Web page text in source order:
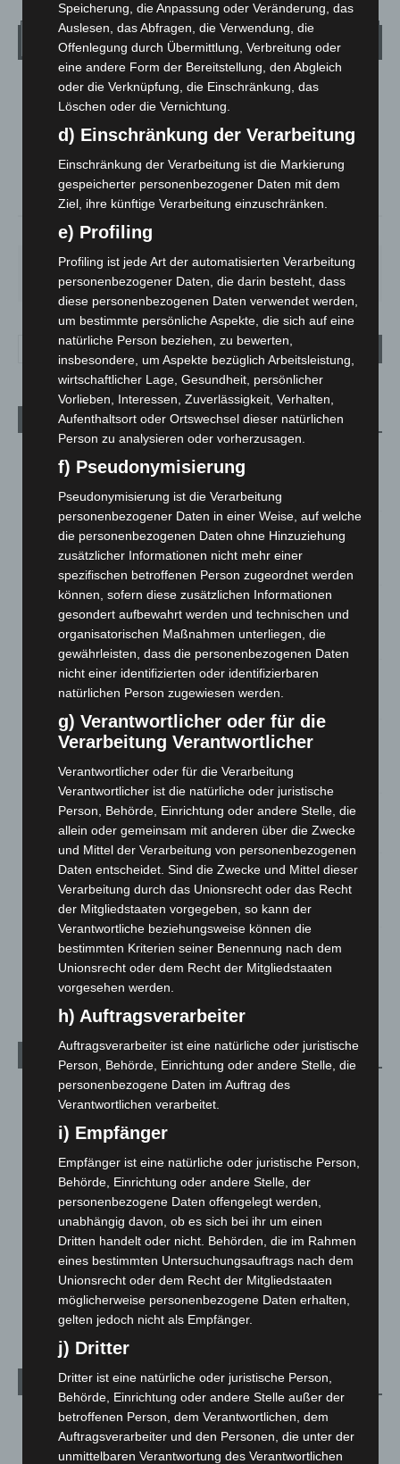
Wetter
LANGENHAGEN
16.8° 17.7°
16.7°
58%
FR.
25°
SA.
26°
SO.
31°
MO.
35°
DI.
17
Aktuelle Beiträge
eingedämmt
6. August 2026
Region Hannover: 21 neue Notfallsanitäter starten beim
Roten Kreuz
Mann läuft mit Hockeyschläger über A7 – Polizei sucht
Zeugen
5. August 2026
Celle: Mensch stirbt bei Bagger-Unfall auf Baustelle
5. August 2026
Gasleitung bei McDonald’s-Umbau in Langenhagen
5. August 2026
Anklage nach Abschaltung von „Archetyp Market“ erhoben
3. August 2026
Hannover: Polizei stoppt 166 Trunkenheitsfahrten bei
Großkontrolle
2. August 2026
Hannover Klassik Open Air 2026: Französische Oper im
Maschpark
2. August 2026
Blaulicht
Hannover und Region
Langenhagen und Ortsteile
3.249
Leserbriefe
Menschen
Über uns
Veranstaltungen
1.269
Archiv
August 2026(10)
(73)
Speicherung, die Anpassung oder Veränderung, das
Auslesen, das Abfragen, die Verwendung, die
Offenlegung durch Übermittlung, Verbreitung oder
eine andere Form der Bereitstellung, den Abgleich
oder die Verknüpfung, die Einschränkung, das
Löschen oder die Vernichtung.
d) Einschränkung der Verarbeitung
Einschränkung der Verarbeitung ist die Markierung
gespeicherter personenbezogener Daten mit dem
Ziel, ihre künftige Verarbeitung einzuschränken.
e) Profiling
Profiling ist jede Art der automatisierten Verarbeitung
personenbezogener Daten, die darin besteht, dass
diese personenbezogenen Daten verwendet werden,
um bestimmte persönliche Aspekte, die sich auf eine
natürliche Person beziehen, zu bewerten,
insbesondere, um Aspekte bezüglich Arbeitsleistung,
wirtschaftlicher Lage, Gesundheit, persönlicher
Vorlieben, Interessen, Zuverlässigkeit, Verhalten,
Aufenthaltsort oder Ortswechsel dieser natürlichen
Person zu analysieren oder vorherzusagen.
f) Pseudonymisierung
Pseudonymisierung ist die Verarbeitung
personenbezogener Daten in einer Weise, auf welche
die personenbezogenen Daten ohne Hinzuziehung
zusätzlicher Informationen nicht mehr einer
spezifischen betroffenen Person zugeordnet werden
können, sofern diese zusätzlichen Informationen
gesondert aufbewahrt werden und technischen und
organisatorischen Maßnahmen unterliegen, die
gewährleisten, dass die personenbezogenen Daten
nicht einer identifizierten oder identifizierbaren
natürlichen Person zugewiesen werden.
g) Verantwortlicher oder für die
Verarbeitung Verantwortlicher
Verantwortlicher oder für die Verarbeitung
Verantwortlicher ist die natürliche oder juristische
Person, Behörde, Einrichtung oder andere Stelle, die
allein oder gemeinsam mit anderen über die Zwecke
und Mittel der Verarbeitung von personenbezogenen
Daten entscheidet. Sind die Zwecke und Mittel dieser
Verarbeitung durch das Unionsrecht oder das Recht
der Mitgliedstaaten vorgegeben, so kann der
Verantwortliche beziehungsweise können die
bestimmten Kriterien seiner Benennung nach dem
Unionsrecht oder dem Recht der Mitgliedstaaten
vorgesehen werden.
h) Auftragsverarbeiter
Auftragsverarbeiter ist eine natürliche oder juristische
Person, Behörde, Einrichtung oder andere Stelle, die
personenbezogene Daten im Auftrag des
Verantwortlichen verarbeitet.
i) Empfänger
Empfänger ist eine natürliche oder juristische Person,
Behörde, Einrichtung oder andere Stelle, der
personenbezogene Daten offengelegt werden,
unabhängig davon, ob es sich bei ihr um einen
Dritten handelt oder nicht. Behörden, die im Rahmen
eines bestimmten Untersuchungsauftrags nach dem
Unionsrecht oder dem Recht der Mitgliedstaaten
möglicherweise personenbezogene Daten erhalten,
gelten jedoch nicht als Empfänger.
j) Dritter
Dritter ist eine natürliche oder juristische Person,
Behörde, Einrichtung oder andere Stelle außer der
betroffenen Person, dem Verantwortlichen, dem
Auftragsverarbeiter und den Personen, die unter der
unmittelbaren Verantwortung des Verantwortlichen